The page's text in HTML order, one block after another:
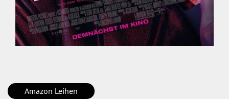
Amazon Leihen